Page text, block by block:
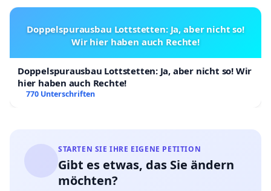
Doppelspurausbau Lottstetten: Ja, aber nicht so!
Wir hier haben auch Rechte!
Doppelspurausbau Lottstetten: Ja, aber nicht so! Wir
hier haben auch Rechte!
770 Unterschriften
STARTEN SIE IHRE EIGENE PETITION
Gibt es etwas, das Sie ändern
möchten?